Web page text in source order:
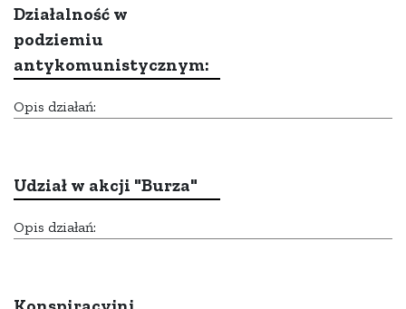
Działalność w
podziemiu
antykomunistycznym:
Opis działań:
Udział w akcji "Burza"
Opis działań: